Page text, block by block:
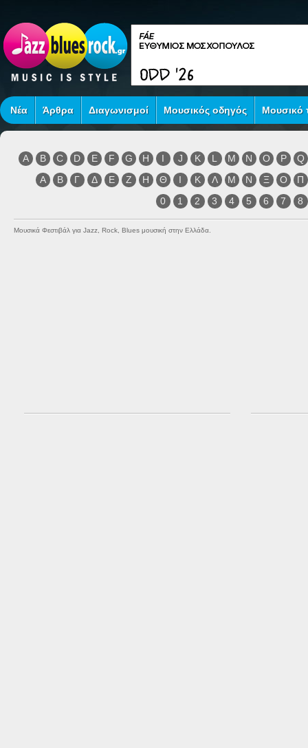
Νέα Άρθρα Διαγωνισμοί Μουσικός οδηγός Μουσικό
A B C D E F G H I J K L M N O P
Q
Α
Β Γ Δ Ε Ζ Η Θ Ι Κ Λ Μ Ν Ξ Ο
Π
0
1 2 3 4 5 6 7 8
Μουσικά Φεστιβάλ για Jazz, Rock, Blues μουσική στην Ελλάδα.